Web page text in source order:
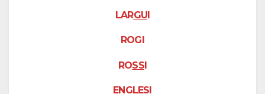
LARGUI
ROGI
ROSSI
ENGLESI